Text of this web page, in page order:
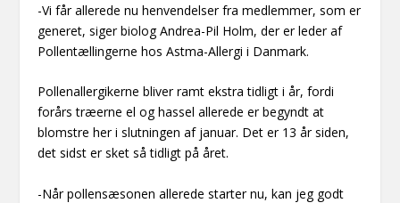
-Vi får allerede nu henvendelser fra medlemmer, som er
generet, siger biolog Andrea-Pil Holm, der er leder af
Pollentællingerne hos Astma-Allergi i Danmark.
Pollenallergikerne bliver ramt ekstra tidligt i år, fordi
forårs træerne el og hassel allerede er begyndt at
blomstre her i slutningen af januar. Det er 13 år siden,
det sidst er sket så tidligt på året.
-Når pollensæsonen allerede starter nu, kan jeg godt